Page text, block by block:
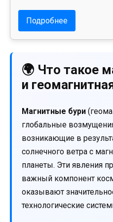
Подробнее
🌍 Что такое
и
Магнитные бури
глобальные
возникающие в
солнечного ветра с
планеты. Эти явления
важный компонент
оказывают
технологические